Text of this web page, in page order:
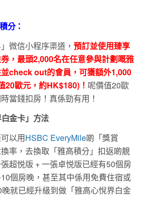
分：
微信小程序渠道， 預訂並使用臻享
，最頭2,000名在任意參與計劃嘅雅
check out的會員，可獲額外1,000
20歐元，約HK$180)！ 呢價值20歐
當錢扣房！真係勁有用！
金卡」 方法
以用HSBC EveryMile啲「獎賞
率，去換取「雅高積分」扣返啲靚
超悦版 + 一張卓悦版已經有50個房
個房晚，甚至其中係用免費住宿或
就已經升級到做「雅高心悅界白金